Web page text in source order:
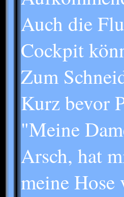
Auch die
Cockpit
Zum
Kurz bevor
"Meine
Arsch, hat
meine Hose